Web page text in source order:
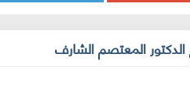
المعتصم الشارف